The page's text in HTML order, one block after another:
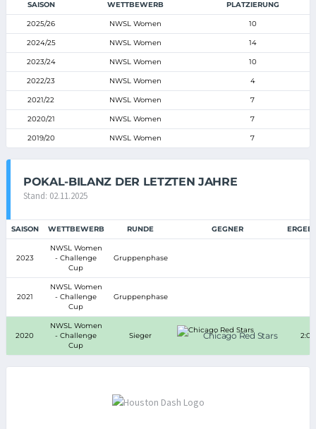
SAISON WETTBEWERB PLATZIERUNG
2025/26 NWSL Women 10
2024/25 NWSL Women 14
2023/24 NWSL Women 10
2022/23 NWSL Women 4
2021/22 NWSL Women 7
2020/21 NWSL Women 7
2019/20 NWSL Women 7
POKAL-BILANZ DER LETZTEN JAHRE
Stand: 02.11.2025
SAISON WETTBEWERB RUNDE GEGNER
2023
NWSL Women
- Challenge
Cup
Gruppenphase
2021
NWSL Women
- Challenge
Cup
Gruppenphase
2020
NWSL Women
- Challenge
Cup
Sieger Chicago Red Stars 2:0